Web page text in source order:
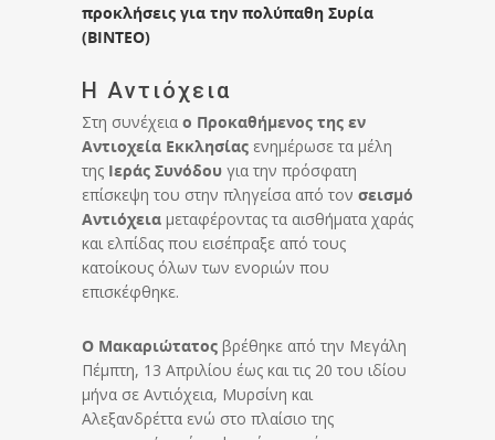
προκλήσεις για την πολύπαθη Συρία
(ΒΙΝΤΕΟ)
Η Αντιόχεια
Στη συνέχεια ο Προκαθήμενος της εν
Αντιοχεία Εκκλησίας ενημέρωσε τα μέλη
της Ιεράς Συνόδου για την πρόσφατη
επίσκεψη του στην πληγείσα από τον σεισμό
Αντιόχεια μεταφέροντας τα αισθήματα χαράς
και ελπίδας που εισέπραξε από τους
κατοίκους όλων των ενοριών που
επισκέφθηκε.
Ο Μακαριώτατος βρέθηκε από την Μεγάλη
Πέμπτη, 13 Απριλίου έως και τις 20 του ιδίου
μήνα σε Αντιόχεια, Μυρσίνη και
Αλεξανδρέττα ενώ στο πλαίσιο της